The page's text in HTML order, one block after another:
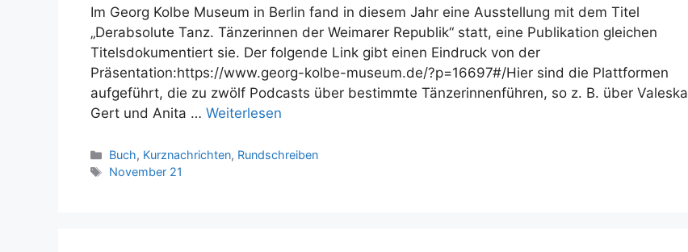
Im Georg Kolbe Museum in Berlin fand in diesem Jahr eine Ausstellung mit dem Titel
„Derabsolute Tanz. Tänzerinnen der Weimarer Republik“ statt, eine Publikation gleichen
Titelsdokumentiert sie. Der folgende Link gibt einen Eindruck von der
Präsentation:https://www.georg-kolbe-museum.de/?p=16697#/Hier sind die Plattformen
aufgeführt, die zu zwölf Podcasts über bestimmte Tänzerinnenführen, so z. B. über Valeska
Gert und Anita … Weiterlesen
Kategorien
Buch, Kurznachrichten, Rundschreiben
Schlagwörter
November 21